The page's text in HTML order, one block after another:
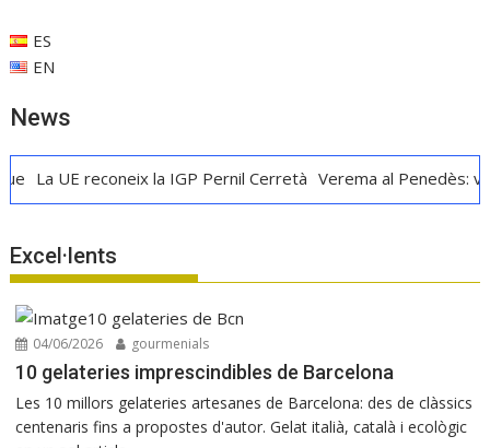
ES
EN
News
reconeix la IGP Pernil Cerretà Verema al Penedès: vi, cava i
Excel·lents
04/06/2026 gourmenials
10 gelateries imprescindibles de Barcelona
Les 10 millors gelateries artesanes de Barcelona: des de clàssics
centenaris fins a propostes d'autor. Gelat italià, català i ecològic